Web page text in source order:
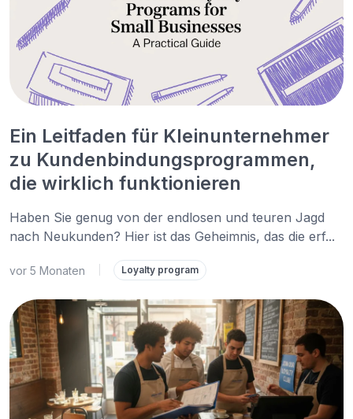
Ein Leitfaden für Kleinunternehmer
zu Kundenbindungsprogrammen,
die wirklich funktionieren
Haben Sie genug von der endlosen und teuren Jagd
nach Neukunden? Hier ist das Geheimnis, das die erf...
vor 5 Monaten Loyalty program